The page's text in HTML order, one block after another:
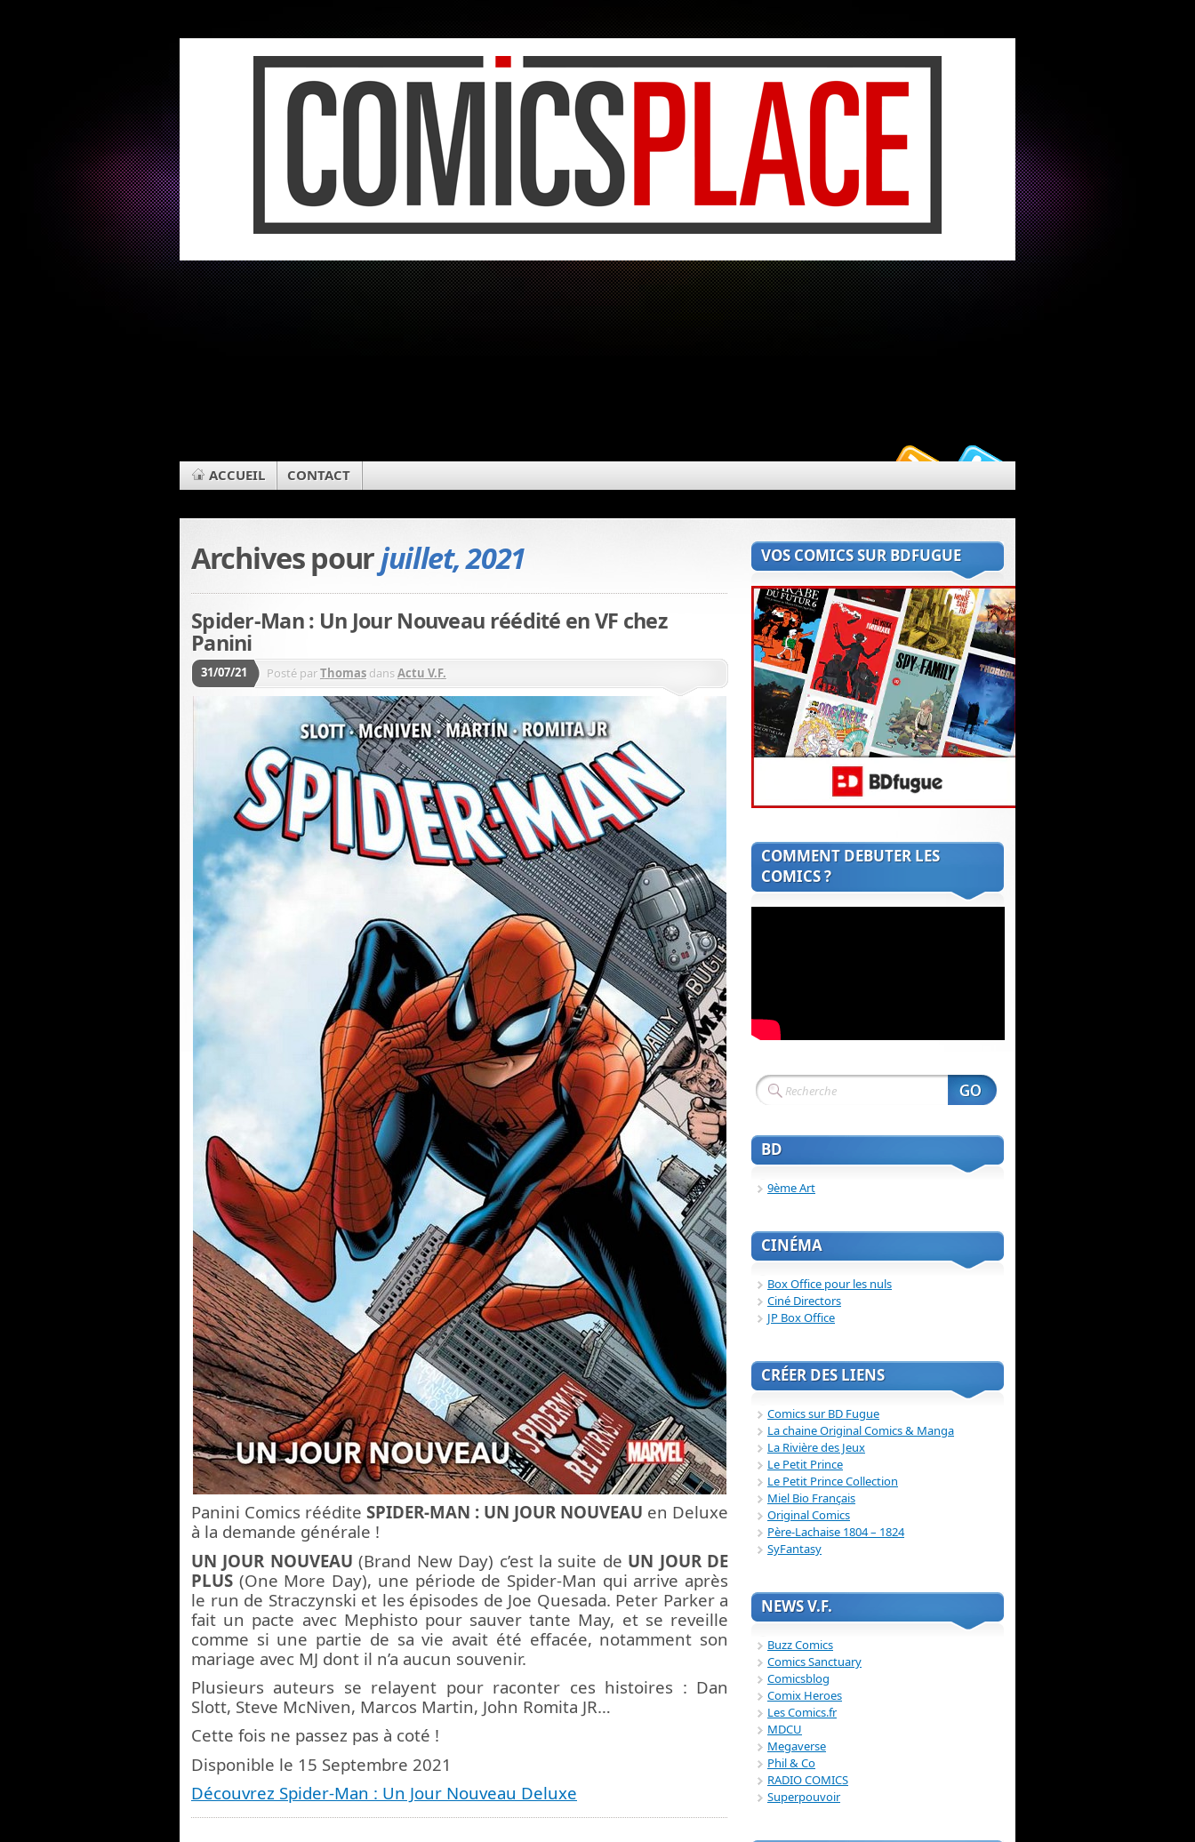
ACCUEIL CONTACT
Archives pourjuillet, 2021
Spider-Man : Un Jour Nouveau réédité en VF chez
Panini
31/07/21 Posté parThomas dansActu V.F.
Panini Comics réédite SPIDER-MAN : UN JOUR NOUVEAU en Deluxe
à la demande générale !
UN JOUR NOUVEAU (Brand New Day) c’est la suite de UN JOUR DE
PLUS (One More Day), une période de Spider-Man qui arrive après
le run de Straczynski et les épisodes de Joe Quesada. Peter Parker a
fait un pacte avec Mephisto pour sauver tante May, et se reveille
comme si une partie de sa vie avait été effacée, notamment son
mariage avec MJ dont il n’a aucun souvenir.
Plusieurs auteurs se relayent pour raconter ces histoires : Dan
Slott, Steve McNiven, Marcos Martin, John Romita JR…
Cette fois ne passez pas à coté !
Disponible le 15 Septembre 2021
Découvrez Spider-Man : Un Jour Nouveau Deluxe
VOS COMICS SUR BDFUGUE
COMMENT DEBUTER LES
COMICS ?
BD
9ème Art
CINÉMA
Box Office pour les nuls
Ciné Directors
JP Box Office
CRÉER DES LIENS
Comics sur BD Fugue
La chaine Original Comics & Manga
La Rivière des Jeux
Le Petit Prince
Le Petit Prince Collection
Miel Bio Français
Original Comics
Père-Lachaise 1804 – 1824
SyFantasy
NEWS V.F.
Buzz Comics
Comics Sanctuary
Comicsblog
Comix Heroes
Les Comics.fr
MDCU
Megaverse
Phil & Co
RADIO COMICS
Superpouvoir